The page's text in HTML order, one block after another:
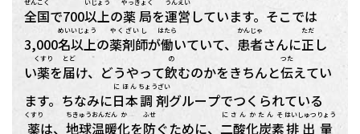
全国
ぜんこく
で700以上
いじょう
の薬局
やっきょく
を運営
うんえい
しています。そこでは
3,000名
めい
以上
いじょう
の薬剤師
やくざいし
が働
はたら
いていて、 患者
かんじゃ
さんに正
ただ
し
い薬
くすり
を届
とど
け、どうやって飲
の
むのかをきちんと伝
つた
えてい
ます。ちなみに日本
にほん
調剤
ちょうざい
グループでつくられている
薬
くすり
は、 地球
ちきゅう
温暖
おんだん
化
か
を防
ふせ
ぐために、 二酸化炭素
にさんかたんそ
排出
はいしゅつ
量
りょう